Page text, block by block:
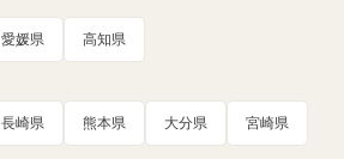
愛媛県 高知県
長崎県 熊本県 大分県 宮崎県